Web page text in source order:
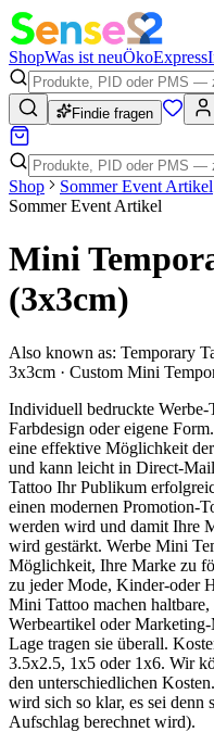
ShopWas ist neuÖkoExpress
Findie fragen
Shop Sommer Event Artikel
Sommer Event Artikel
Mini
(3x3cm)
Also known as: Temporary
3x3cm · Custom Mini
Individuell bedruckte
Farbdesign oder eigene
eine effektive Möglichkeit
und kann leicht in Direct-
Tattoo Ihr Publikum
einen modernen Promotion-
werden wird und damit Ihre
wird gestärkt. Werbe Mini
Möglichkeit, Ihre Marke zu
zu jeder Mode, Kinder-oder
Mini Tattoo machen
Werbeartikel oder
Lage tragen sie überall.
3.5x2.5, 1x5 oder 1x6. Wir
den unterschiedlichen
wird sich so klar, es sei denn
Aufschlag berechnet wird).